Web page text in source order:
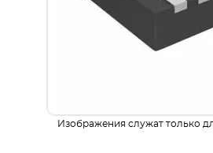
Изображения служат только